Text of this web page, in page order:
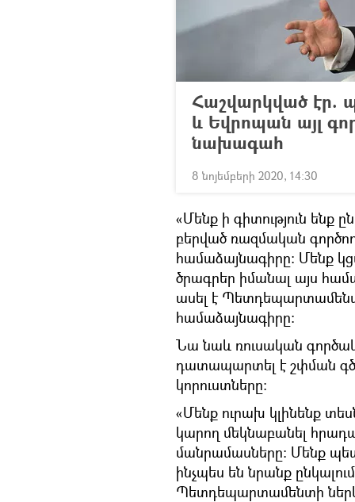
Հաշվարկված էր.
և Եվրոպան այլ
նախագահ
8 նոյեմբերի 2020, 14:30
«Մենք ի գիտություն ենք
բերված ռազմական
համաձայնագիրը: Մենք
ծրագրեր իմանալ այս
ասել է
համաձայնագիրը։
Նա նաև ռուսական
դատապարտել է շփման
կորուստները:
«Մենք ուրախ կլինենք
կարող մեկնաբանել
մանրամասները: Մենք
ինչպես են նրանք
Պետդեպարտամենտի